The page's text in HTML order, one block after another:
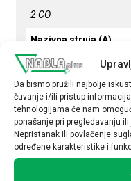
Da bismo pružili najbolje
čuvanje i/ili pristup
tehnologijama će nam
ponašanje pri pregledavanju
Nepristanak ili povlačenje
određene karakteristike i
2 CO
Nazivna struja (A)
12
Napon špule
24VDC
Indikacija uklopa
Ne